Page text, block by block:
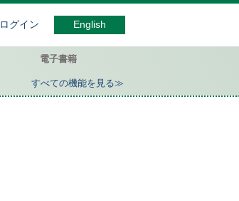
ログイン English
電子書籍
すべての機能を見る≫